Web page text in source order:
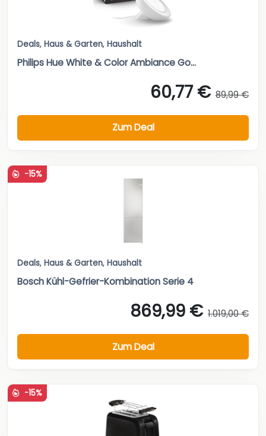
Deals, Haus & Garten, Haushalt
Philips Hue White & Color Ambiance Go...
60,77 € 89,99 €
Zum Deal
-15%
Deals, Haus & Garten, Haushalt
Bosch Kühl-Gefrier-Kombination Serie 4
869,99 € 1.019,00 €
Zum Deal
-15%